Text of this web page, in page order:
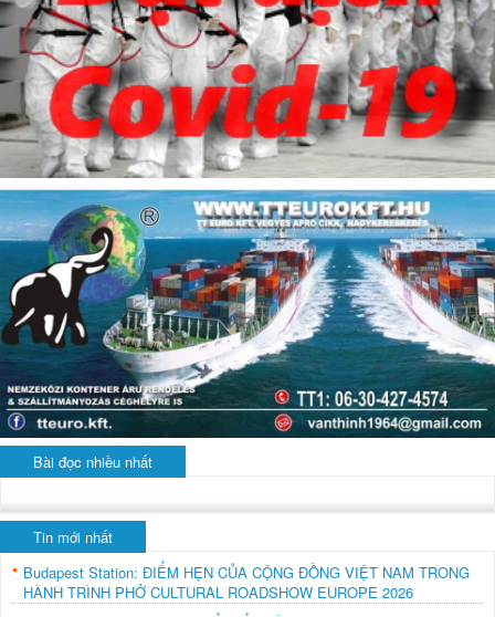
Bài đọc nhiều nhất
Tin mới nhất
Budapest Station: ĐIỂM HẸN CỦA CỘNG ĐỒNG VIỆT NAM TRONG
HÀNH TRÌNH PHỞ CULTURAL ROADSHOW EUROPE 2026